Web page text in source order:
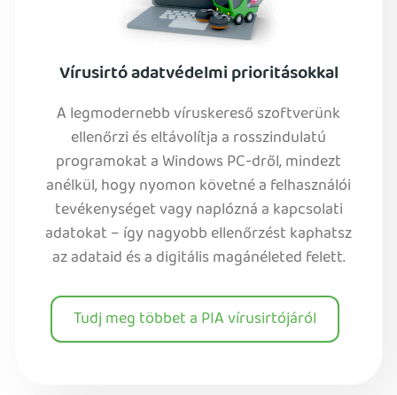
Vírusirtó adatvédelmi prioritásokkal
A legmodernebb víruskereső szoftverünk
ellenőrzi és eltávolítja a rosszindulatú
programokat a Windows PC-dről, mindezt
anélkül, hogy nyomon követné a felhasználói
tevékenységet vagy naplózná a kapcsolati
adatokat – így nagyobb ellenőrzést kaphatsz
az adataid és a digitális magánéleted felett.
Tudj meg többet a PIA vírusirtójáról